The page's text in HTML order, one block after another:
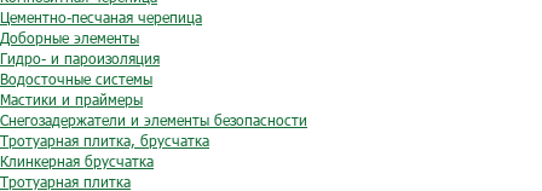
Цементно-песчаная черепица
Доборные элементы
Гидро- и пароизоляция
Водосточные системы
Мастики и праймеры
Снегозадержатели и элементы безопасности
Тротуарная плитка, брусчатка
Клинкерная брусчатка
Тротуарная плитка